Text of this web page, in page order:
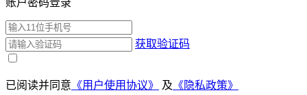
获取验证码
已阅读并同意 《用户使用协议》 及 《隐私政策》